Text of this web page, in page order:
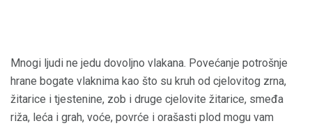
Mnogi ljudi ne jedu dovoljno vlakana. Povećanje potrošnje
hrane bogate vlaknima kao što su kruh od cjelovitog zrna,
žitarice i tjestenine, zob i druge cjelovite žitarice, smeđa
riža, leća i grah, voće, povrće i orašasti plod mogu vam